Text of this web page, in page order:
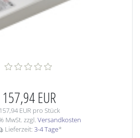
157,94 EUR
157,94 EUR pro Stück
MwSt. zzgl. Versandkosten
Lieferzeit: 3-4 Tage*